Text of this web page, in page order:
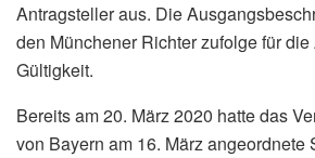
Antragsteller aus. Die
den Münchener Richter zufolge für
Gültigkeit.
Bereits am 20. März 2020 hatte das
von Bayern am 16. März angeordnete